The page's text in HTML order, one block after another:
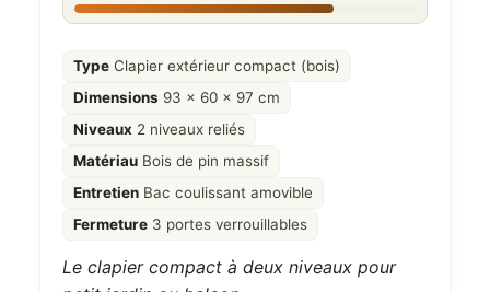
Type Clapier extérieur compact (bois)
Dimensions 93 x 60 x 97 cm
Niveaux 2 niveaux reliés
Matériau Bois de pin massif
Entretien Bac coulissant amovible
Fermeture 3 portes verrouillables
Le clapier compact à deux niveaux pour